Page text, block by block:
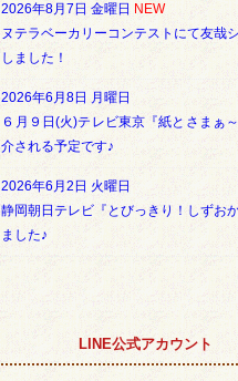
2026年8月7日 金曜日 NEW
ヌテラベーカリーコンテストにて友哉
しました！
2026年6月8日 月曜日
６月９日(火)テレビ東京『紙とさまぁ
介される予定です♪
2026年6月2日 火曜日
静岡朝日テレビ『とびっきり！しずお
ました♪
LINE公式アカウント